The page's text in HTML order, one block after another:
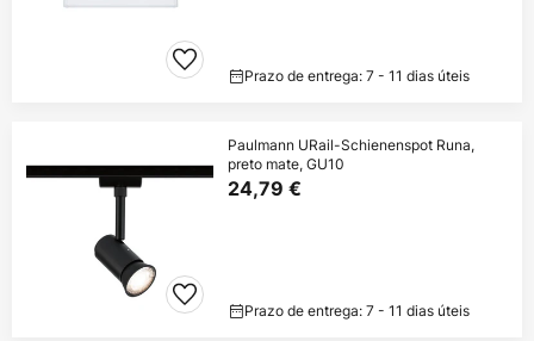
Prazo de entrega: 7 - 11 dias úteis
Paulmann URail-Schienenspot Runa,
preto mate, GU10
24,79 €
Prazo de entrega: 7 - 11 dias úteis